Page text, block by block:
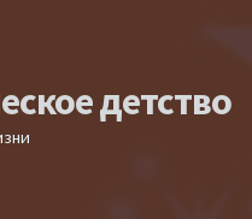
детство